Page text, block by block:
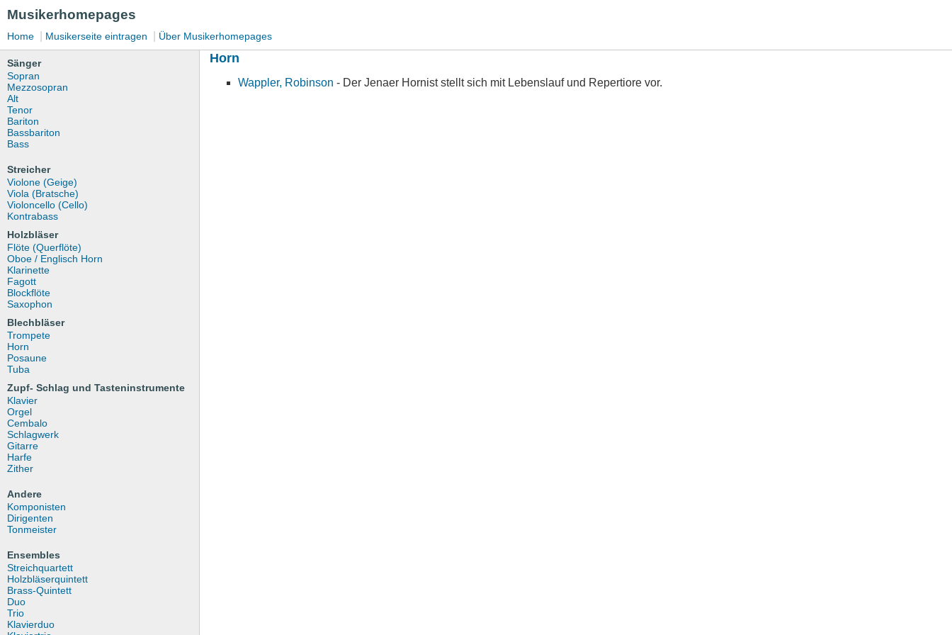
Musikerhomepages
Home Musikerseite eintragen Über Musikerhomepages
Horn
Wappler, Robinson - Der Jenaer Hornist stellt sich mit Lebenslauf und Repertiore vor.
Sänger
Sopran
Mezzosopran
Alt
Tenor
Bariton
Bassbariton
Bass
Streicher
Violone (Geige)
Viola (Bratsche)
Violoncello (Cello)
Kontrabass
Holzbläser
Flöte (Querflöte)
Oboe / Englisch Horn
Klarinette
Fagott
Blockflöte
Saxophon
Blechbläser
Trompete
Horn
Posaune
Tuba
Zupf- Schlag und Tasteninstrumente
Klavier
Orgel
Cembalo
Schlagwerk
Gitarre
Harfe
Zither
Andere
Komponisten
Dirigenten
Tonmeister
Ensembles
Streichquartett
Holzbläserquintett
Brass-Quintett
Duo
Trio
Klavierduo